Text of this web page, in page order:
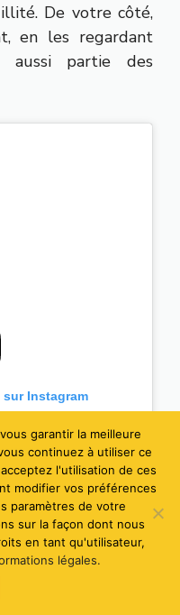
De votre côté,
en les regardant
aussi partie des
Instagram
garantir la meilleure
continuez à utiliser ce
l'utilisation de ces
modifier vos préférences
paramètres de votre
sur la façon dont nous
en tant qu'utilisateur,
légales.